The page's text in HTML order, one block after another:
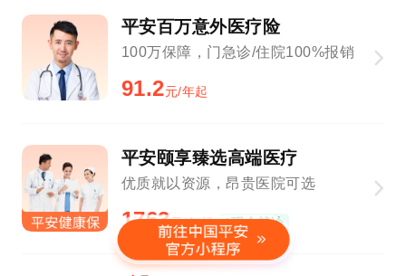
平安百万意外医疗险
100万保障，门急诊/住院100%报销
91.2元/年起
平安颐享臻选高端医疗
优质就以资源，昂贵医院可选
1763元/年起 0现金就诊